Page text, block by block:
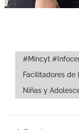
#Mincyt
Facilitadores de
Niñas y